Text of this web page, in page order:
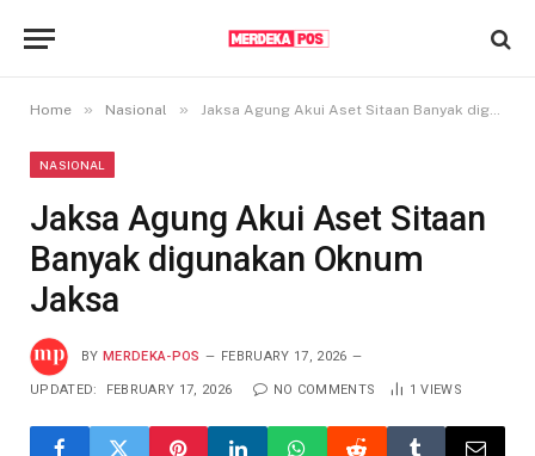
Home » Nasional » Jaksa Agung Akui Aset Sitaan Banyak digunakan Oknum Jaksa
NASIONAL
Jaksa Agung Akui Aset Sitaan
Banyak digunakan Oknum
Jaksa
BY MERDEKA-POS FEBRUARY 17, 2026
UPDATED: FEBRUARY 17, 2026 NO COMMENTS 1VIEWS